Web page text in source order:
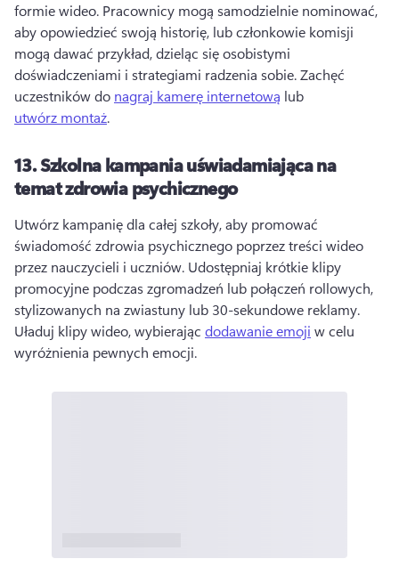
formie wideo. Pracownicy mogą samodzielnie nominować,
aby opowiedzieć swoją historię, lub członkowie komisji
mogą dawać przykład, dzieląc się osobistymi
doświadczeniami i strategiami radzenia sobie. Zachęć
uczestników do nagraj kamerę internetową lub
utwórz montaż.
13.Szkolna kampania uświadamiająca na
temat zdrowia psychicznego
Utwórz kampanię dla całej szkoły, aby promować
świadomość zdrowia psychicznego poprzez treści wideo
przez nauczycieli i uczniów. Udostępniaj krótkie klipy
promocyjne podczas zgromadzeń lub połączeń rollowych,
Uładuj klipy wideo, wybierając dodawanie emoji w celu
wyróżnienia pewnych emocji.